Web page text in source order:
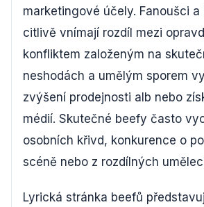
marketingové účely. Fanoušci
citlivě vnímají rozdíl mezi
konfliktem založeným na
neshodách a umělým sporem
zvýšení prodejnosti alb nebo
médií. Skutečné beefy často
osobních křivd, konkurence o
scéně nebo z rozdílných
Lyrická stránka beefů